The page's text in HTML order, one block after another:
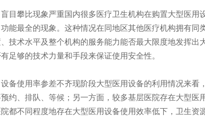
攀比现象严重国内很多医疗卫生机构在购置大型医用
能最全的现象。这种情况在同地区其他医疗机构拥有
技术水平及整个机构的服务能力能否最大限度地发挥
足够的技术力量和手段来保证使用安全性。
使用率参差不齐现阶段大型医用设备的利用情况来看
约、排队、等候；另一方面，较多基层医院存在大型
院都不同程度地存在大型医用设备使用效率低下，卫生